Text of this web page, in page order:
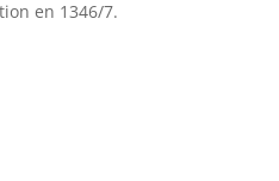
en 1346/7.